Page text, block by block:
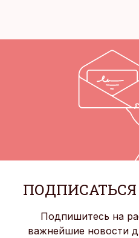
Подпишитесь на
важнейшие новости